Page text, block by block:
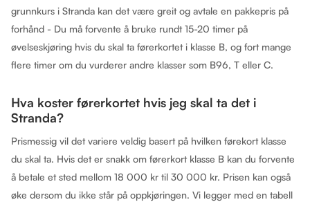
grunnkurs i Stranda kan det være greit og avtale en pakkepris på
forhånd - Du må forvente å bruke rundt 15-20 timer på
øvelseskjøring hvis du skal ta førerkortet i klasse B, og fort mange
flere timer om du vurderer andre klasser som B96, T eller C.
Hva koster førerkortet hvis jeg skal ta det i
Stranda?
Prismessig vil det variere veldig basert på hvilken førekort klasse
du skal ta. Hvis det er snakk om førerkort klasse B kan du forvente
å betale et sted mellom 18 000 kr til 30 000 kr. Prisen kan også
øke dersom du ikke står på oppkjøringen. Vi legger med en tabell